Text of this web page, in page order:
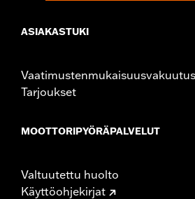
ASIAKASTUKI
Vaatimustenmukaisuusvakuutus
Tarjoukset
MOOTTORIPYÖRÄPALVELUT
Valtuutettu huolto
Käyttöohjekirjat